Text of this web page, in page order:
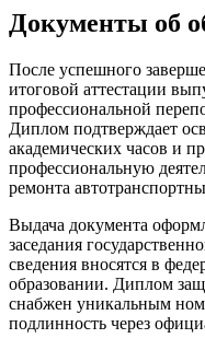
Документы об
После успешного
итоговой аттестации
профессиональной
Диплом подтверждает
академических часов и
профессиональную
ремонта
Выдача документа
заседания
сведения вносятся в
образовании. Диплом
снабжен уникальным
подлинность через